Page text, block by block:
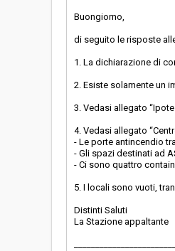
Buongiorno,
di seguito le risposte
1. La dichiarazione di
2. Esiste solamente un
3. Vedasi allegato
4. Vedasi allegato
- Le porte antincendio
- Gli spazi destinati ad
- Ci sono quattro
5. I locali sono vuoti,
Distinti Saluti
La Stazione appaltante